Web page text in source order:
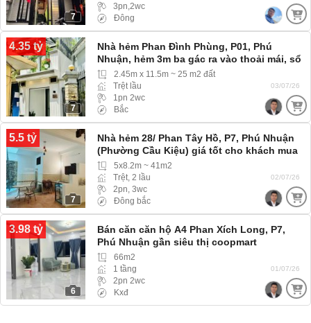
7
3pn,2wc
Đông
4.35 tỷ
7
Nhà hẻm Phan Đình Phùng, P01, Phú
Nhuận, hẻm 3m ba gác ra vào thoải mái, sổ
hồng riêng
2.45m x 11.5m ~ 25 m2 đất
Trệt lầu
1pn 2wc
Bắc
03/07/26
5.5 tỷ
7
Nhà hẻm 28/ Phan Tây Hồ, P7, Phú Nhuận
(Phường Cầu Kiệu) giá tốt cho khách mua
nhanh5x8.2m ~ 41m2
Trệt, 2 lầu
2pn, 3wc
Đông bắc
02/07/26
3.98 tỷ
6
Bán căn căn hộ A4 Phan Xích Long, P7,
Phú Nhuận gần siêu thị coopmart
66m2
1 tầng
2pn 2wc
Kxđ
01/07/26